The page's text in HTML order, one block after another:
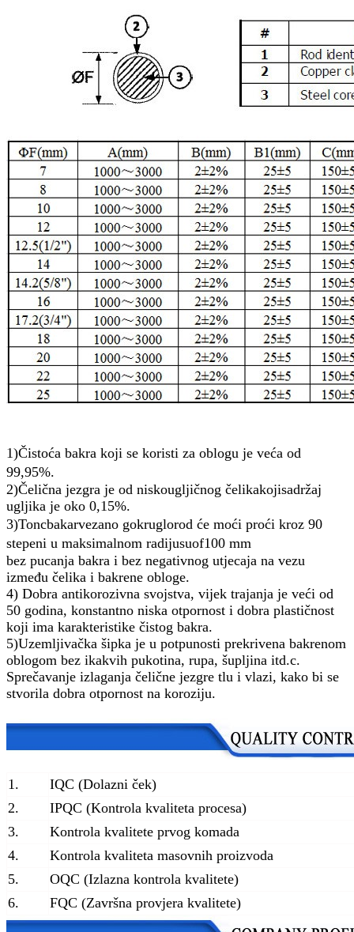
1)Čistoća bakra koji se koristi za oblogu je veća od
99,95%.
2)Čelična jezgra je od niskougljičnog čelikakojisadržaj
ugljika je oko 0,15%.
3)Toncbakarvezano gokruglorod će moći proći kroz 90
stepeni u maksimalnom radijusuof100 mm
bez pucanja bakra i bez negativnog utjecaja na vezu
između čelika i bakrene obloge.
4) Dobra antikorozivna svojstva, vijek trajanja je veći od
50 godina, konstantno niska otpornost i dobra plastičnost
koji ima karakteristike čistog bakra.
5)Uzemljivačka šipka je u potpunosti prekrivena bakrenom
oblogom bez ikakvih pukotina, rupa, šupljina itd.c.
Sprečavanje izlaganja čelične jezgre tlu i vlazi, kako bi se
stvorila dobra otpornost na koroziju.
1.
IQC (Dolazni ček)
2.
IPQC (Kontrola kvaliteta procesa)
3.
Kontrola kvalitete prvog komada
4.
Kontrola kvaliteta masovnih proizvoda
5.
OQC (Izlazna kontrola kvalitete)
6.
FQC (Završna provjera kvalitete)